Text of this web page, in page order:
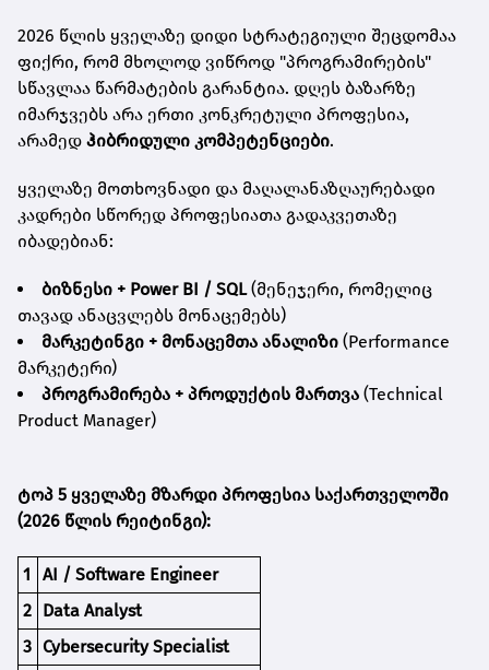
2026 წლის ყველაზე დიდი სტრატეგიული შეცდომაა
ფიქრი, რომ მხოლოდ ვიწროდ "პროგრამირების"
სწავლაა წარმატების გარანტია. დღეს ბაზარზე
იმარჯვებს არა ერთი კონკრეტული პროფესია,
არამედ ჰიბრიდული კომპეტენციები.
ყველაზე მოთხოვნადი და მაღალანაზღაურებადი
კადრები სწორედ პროფესიათა გადაკვეთაზე
იბადებიან:
ბიზნესი + Power BI / SQL(მენეჯერი, რომელიც
თავად ანაცვლებს მონაცემებს)
მარკეტინგი + მონაცემთა ანალიზი (Performance
მარკეტერი)
პროგრამირება + პროდუქტის მართვა (Technical
Product Manager)
ტოპ 5 ყველაზე მზარდი პროფესია საქართველოში
(2026 წლის რეიტინგი):
1
AI / Software Engineer
2 Data Analyst
3 Cybersecurity Specialist